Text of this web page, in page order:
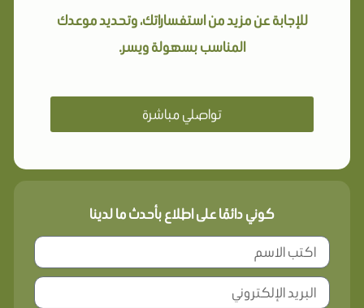
للإجابة عن مزيد من استفساراتك، وتحديد موعدك
المناسب بسهولة ويسر.
تواصلي مباشرة
كوني دائمًا على اطلاع بأحدث ما لدينا